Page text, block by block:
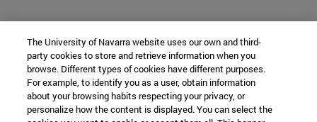
The University of Navarra website uses our own and third-
party cookies to store and retrieve information when you
browse. Different types of cookies have different purposes.
For example, to identify you as a user, obtain information
about your browsing habits respecting your privacy, or
personalize how the content is displayed. You can select the